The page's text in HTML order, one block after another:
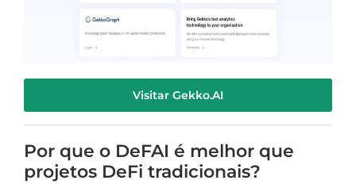
Visitar Gekko.AI
Por que o DeFAI é melhor que
projetos DeFi tradicionais?